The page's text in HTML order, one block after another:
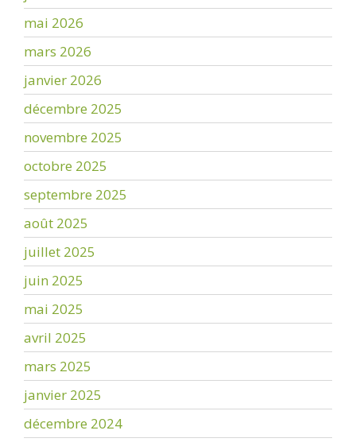
mai 2026
mars 2026
janvier 2026
décembre 2025
novembre 2025
octobre 2025
septembre 2025
août 2025
juillet 2025
juin 2025
mai 2025
avril 2025
mars 2025
janvier 2025
décembre 2024